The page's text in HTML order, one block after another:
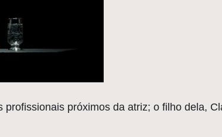
próximos da atriz; o filho dela,